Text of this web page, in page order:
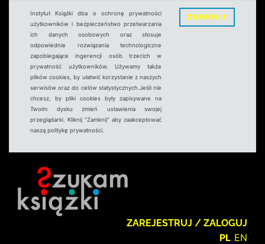
Instytut Książki dba o ochronę prywatności
użytkowników i bezpieczeństwo przetwarzania
ich danych osobowych oraz stosuje
odpowiednie rozwiązania technologiczne
zapobiegające ingerencji osób trzecich w
prywatność użytkowników. Używamy także
plików cookies, by ułatwić korzystanie z naszych
serwisów oraz do celów statystycznych.Jeśli nie
chcesz, by pliki cookies były zapisywane na
Twoim dysku zmień ustawienia swojej
przeglądarki. Kliknij "Zamknij" aby zaakceptować
naszą politykę prywatności.
ZAMKNIJ
ZAREJESTRUJ / ZALOGUJ
PL EN